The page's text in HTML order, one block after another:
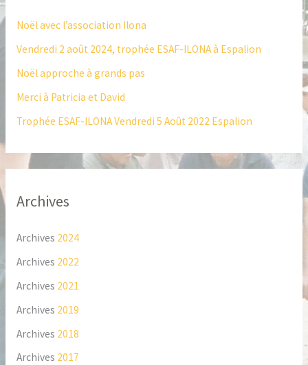
h
e
r
Noël avec l’association Ilona
Vendredi 2 août 2024, trophée ESAF-ILONA à Espalion
Noël approche à grands pas
Merci à Patricia et David
Trophée ESAF-ILONA Vendredi 5 Août 2022 Espalion
Archives
Archives 2024
Archives 2022
Archives 2021
Archives 2019
Archives 2018
Archives 2017